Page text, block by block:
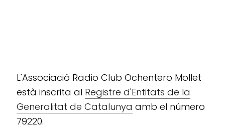
L'Associació Radio Club Ochentero Mollet
està inscrita al Registre d'Entitats de la
Generalitat de Catalunya amb el número
79220.